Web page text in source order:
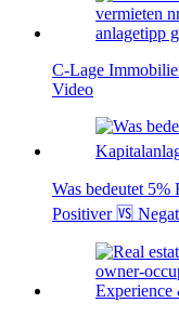
C-Lage
Video
Was bedeutet
Positiver 🆚